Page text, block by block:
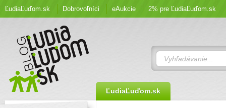
ĽudiaĽuďom.sk Dobrovoľníci eAukcie 2% pre ĽudiaĽuďom.sk
ĽudiaĽuďom.sk